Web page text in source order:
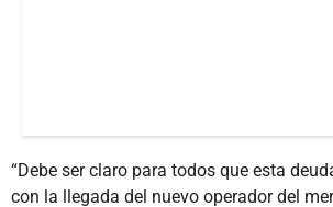
“Debe ser claro para todos que esta
con la llegada del nuevo operador del